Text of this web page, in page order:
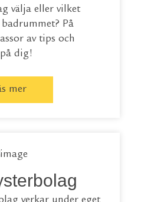
välja eller vilket
På
av tips och
dig!
mer